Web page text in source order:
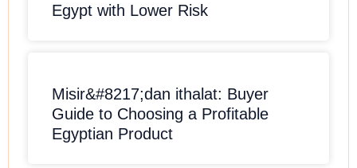
Egypt with Lower Risk
Misir&#8217;dan ithalat: Buyer
Guide to Choosing a Profitable
Egyptian Product